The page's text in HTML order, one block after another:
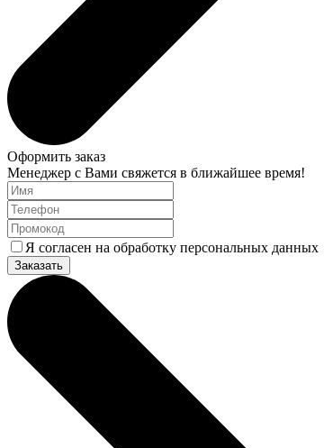
Оформить заказ
Менеджер с Вами свяжется в ближайшее время!
Я согласен на обработку персональных данных
Заказать